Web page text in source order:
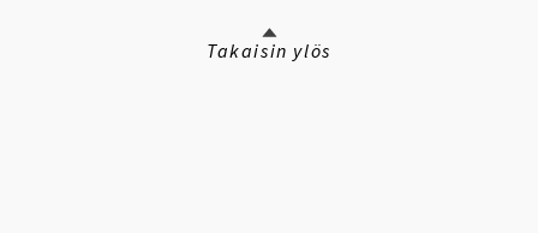
Takaisin ylös